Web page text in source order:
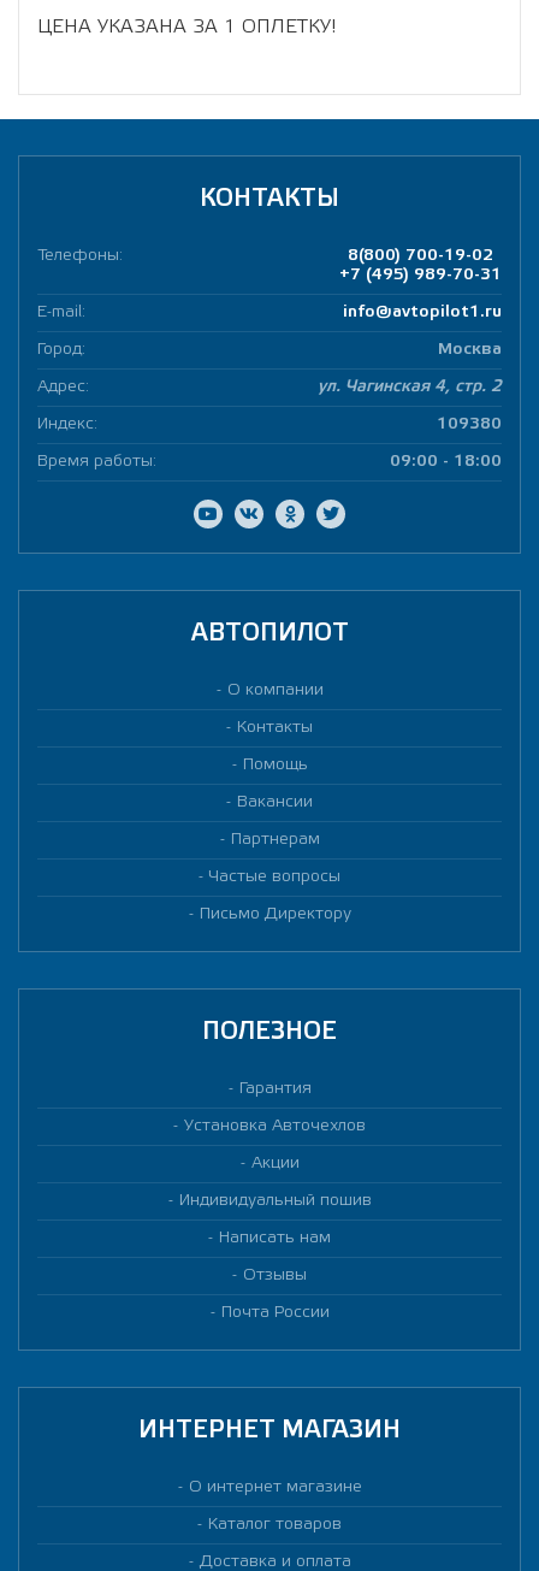
ЦЕНА УКАЗАНА ЗА 1 ОПЛЕТКУ!
КОНТАКТЫ
Телефоны:
8(800) 700-19-02
+7 (495) 989-70-31
E-mail: info@avtopilot1.ru
Город: Москва
Адрес: ул. Чагинская 4, стр. 2
Индекс: 109380
Время работы: 09:00 - 18:00
АВТОПИЛОТ
О компании
Контакты
Помощь
Вакансии
Партнерам
Частые вопросы
Письмо Директору
ПОЛЕЗНОЕ
Гарантия
Установка Авточехлов
Акции
Индивидуальный пошив
Написать нам
Отзывы
Почта России
ИНТЕРНЕТ МАГАЗИН
О интернет магазине
Каталог товаров
Доставка и оплата